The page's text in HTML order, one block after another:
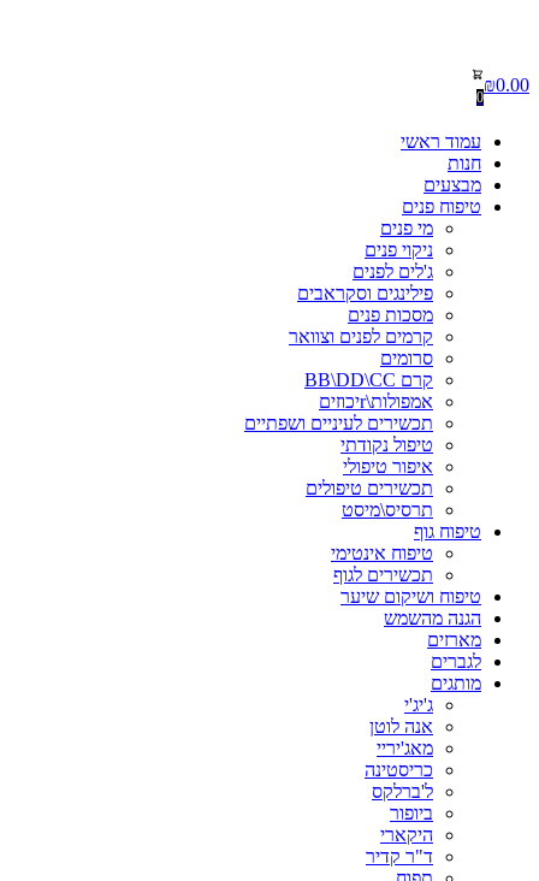
₪0.00
0
עמוד ראשי
חנות
מבצעים
טיפוח פנים
מי פנים
ניקוי פנים
ג'לים לפנים
פילינגים וסקראבים
מסכות פנים
קרמים לפנים וצוואר
סרומים
קרם BB\DD\CC
אמפולות\rיכוזים
תכשירים לעיניים ושפתיים
טיפול נקודתי
איפור טיפולי
תכשירים טיפולים
תרסיס\מיסט
טיפוח גוף
טיפוח אינטימי
תכשירים לגוף
טיפוח ושיקום שיער
הגנה מהשמש
מארזים
לגברים
מותגים
ג'יג'י
אנה לוטן
מאג'יריי
כריסטינה
ל'ברלקס
ביופור
היקארי
ד"ר קדיר